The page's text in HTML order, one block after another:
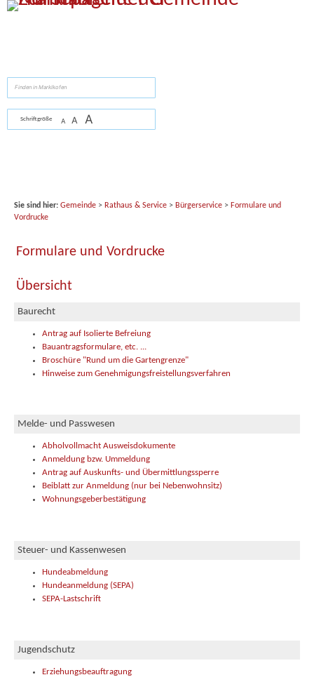
Zum Inhalt,zur Navigationoderzur Startseitespringen.
Schriftgröße A A A
Sie sind hier: Gemeinde> Rathaus & Service> Bürgerservice> Formulare und
Vordrucke
Formulare und Vordrucke
Übersicht
Baurecht
Antrag auf Isolierte Befreiung
Bauantragsformulare, etc. ...
Broschüre "Rund um die Gartengrenze"
Hinweise zum Genehmigungsfreistellungsverfahren
Melde- und Passwesen
Abholvollmacht Ausweisdokumente
Anmeldung bzw. Ummeldung
Antrag auf Auskunfts- und Übermittlungssperre
Beiblatt zur Anmeldung (nur bei Nebenwohnsitz)
Wohnungsgeberbestätigung
Steuer- und Kassenwesen
Hundeabmeldung
Hundeanmeldung (SEPA)
SEPA-Lastschrift
Jugendschutz
Erziehungsbeauftragung